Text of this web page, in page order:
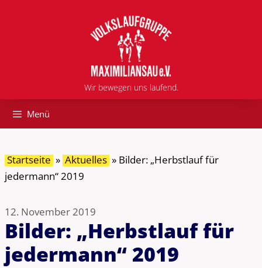
Wir bewegen uns laufend.
Menü
Startseite » Aktuelles » Bilder: „Herbstlauf für
jedermann“ 2019
12. November 2019
Bilder: „Herbstlauf für
jedermann“ 2019